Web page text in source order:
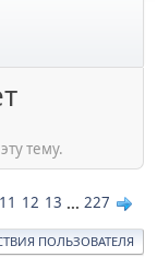
тему.
11 12 13 ... 227
ПОЛЬЗОВАТЕЛЯ